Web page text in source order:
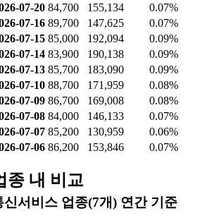
07-20 84,700 155,134
0.07%
07-16 89,700 147,625
0.07%
07-15 85,000 192,094
0.09%
07-14 83,900 190,138
0.09%
07-13 85,700 183,090
0.09%
07-10 88,700 171,959
0.08%
07-09 86,700 169,008
0.08%
07-08 84,000 146,133
0.07%
07-07 85,200 130,959
0.06%
07-06 86,200 153,846 0.07%
종 내 비교
신서비스 업종(7개) 연간 기준